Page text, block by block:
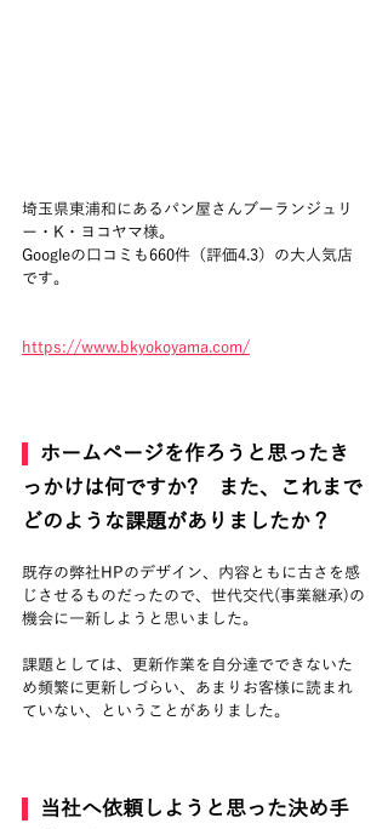
埼玉県東浦和にあるパン屋さんブーランジュリ
ー・K・ヨコヤマ様。
Googleの口コミも660件（評価4.3）の大人気店
です。
https://www.bkyokoyama.com/
  ホームページを作ろうと思ったき
っかけは何ですか?　また、これまで
どのような課題がありましたか？
既存の弊社HPのデザイン、内容ともに古さを感
じさせるものだったので、世代交代(事業継承)の
機会に一新しようと思いました。
課題としては、更新作業を自分達でできないた
め頻繁に更新しづらい、あまりお客様に読まれ
ていない、ということがありました。
  当社へ依頼しようと思った決め手